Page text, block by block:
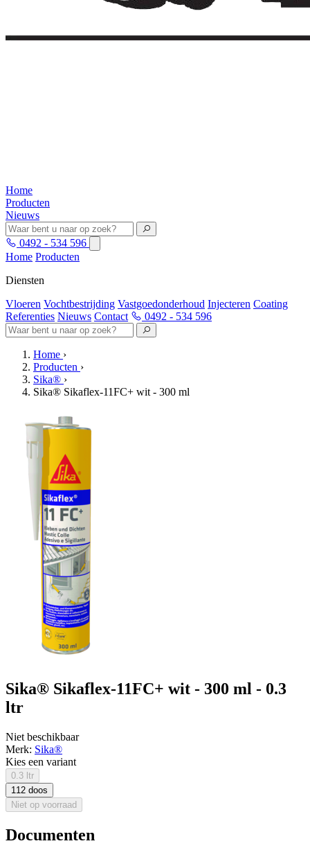
Home
Producten
Nieuws
0492 - 534 596
Home Producten
Diensten
Vloeren Vochtbestrijding Vastgoedonderhoud Injecteren Coating
Referenties Nieuws Contact 0492 - 534 596
Home ›
Producten ›
Sika® ›
Sika® Sikaflex-11FC+ wit - 300 ml
Sika® Sikaflex-11FC+ wit - 300 ml - 0.3
ltr
Niet beschikbaar
Merk: Sika®
Kies een variant
0.3 ltr
112 doos
Niet op voorraad
Documenten